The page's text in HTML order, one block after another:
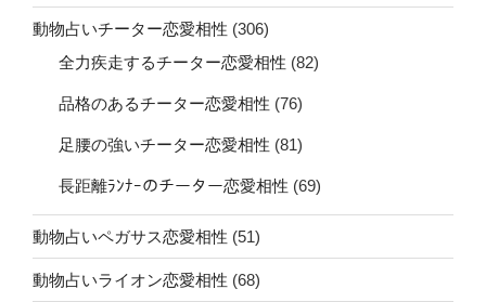
動物占いチーター恋愛相性 (306)
全力疾走するチーター恋愛相性 (82)
品格のあるチーター恋愛相性 (76)
足腰の強いチーター恋愛相性 (81)
長距離ﾗﾝﾅｰのチーター恋愛相性 (69)
動物占いペガサス恋愛相性 (51)
動物占いライオン恋愛相性 (68)